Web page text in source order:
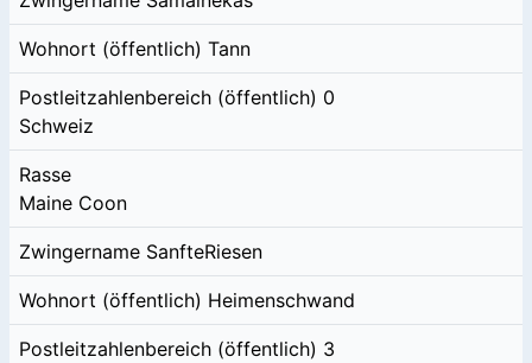
Wohnort (öffentlich) Tann
Postleitzahlenbereich (öffentlich) 0
Schweiz
Rasse
Maine Coon
Zwingername SanfteRiesen
Wohnort (öffentlich) Heimenschwand
Postleitzahlenbereich (öffentlich) 3